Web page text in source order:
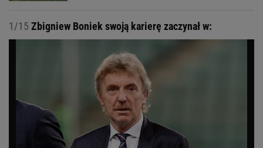
1/15 Zbigniew Boniek swoją karierę zaczynał w: